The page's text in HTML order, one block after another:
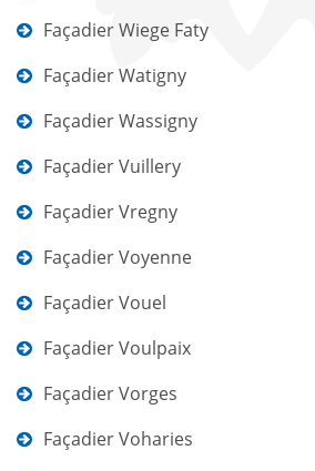
Façadier Wiege Faty
Façadier Watigny
Façadier Wassigny
Façadier Vuillery
Façadier Vregny
Façadier Voyenne
Façadier Vouel
Façadier Voulpaix
Façadier Vorges
Façadier Voharies